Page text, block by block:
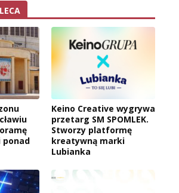
ponad
Keino Creative wygrywa
przetarg SM SPOMLEK.
Stworzy platformę
kreatywną marki
Lubianka